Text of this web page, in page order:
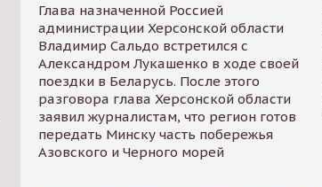
Глава назначенной Россией
администрации Херсонской области
Владимир Сальдо встретился с
Александром Лукашенко в ходе своей
поездки в Беларусь. После этого
разговора глава Херсонской области
заявил журналистам, что регион готов
передать Минску часть побережья
Азовского и Черного морей